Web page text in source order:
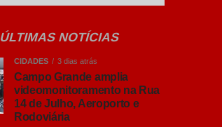
ÚLTIMAS NOTÍCIAS
CIDADES 3 dias atrás
Campo Grande amplia
videomonitoramento na Rua
14 de Julho, Aeroporto e
Rodoviária